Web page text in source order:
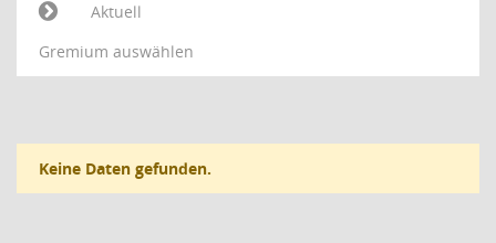
Aktuell
Gremium auswählen
Keine Daten gefunden.